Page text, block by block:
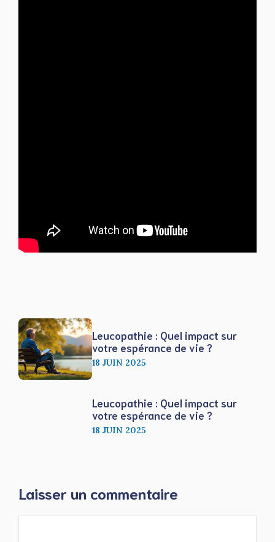
Leucopathie : Quel impact sur
votre espérance de vie ?
18 JUIN 2025
Leucopathie : Quel impact sur
votre espérance de vie ?
18 JUIN 2025
Laisser un commentaire